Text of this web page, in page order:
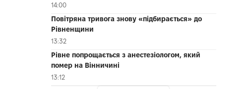
14:00
Повітряна тривога знову «підбирається» до
Рівненщини
13:32
Рівне попрощається з анестезіологом, який
помер на Вінничині
13:12